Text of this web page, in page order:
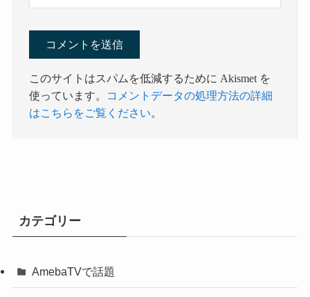
このサイトはスパムを低減するために Akismet を
使っています。
コメントデータの処理方法の詳細
はこちらをご覧ください。
カテゴリー
AmebaTVで話題